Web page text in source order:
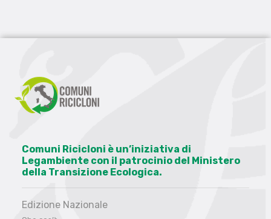
Comuni Ricicloni è un’iniziativa di
Legambiente con il patrocinio del Ministero
della Transizione Ecologica.
Edizione Nazionale